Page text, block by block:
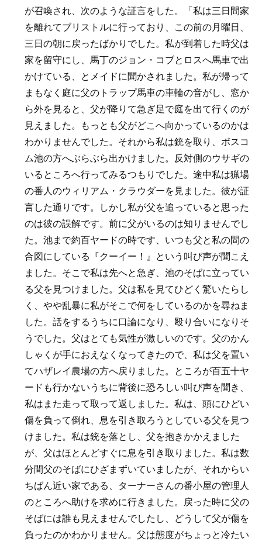
が召喚され、次のような証言をした。「私は三日間家
を離れてブリストルに行っており、この前の月曜日、
三日の朝に戻ったばかりでした。私が到着した時父は
家を留守にし、馬丁のジョン・コブとロスへ馬車で出
かけている、とメイドに聞かされました。私が帰って
まもなく庭に父のトラップ馬車の車輪の音がし、窓か
ら外を見ると、父が降りて急ぎ足で庭を出て行くのが
見えました。もっとも父がどこへ向かっているのかは
わかりませんでした。それから私は銃を取り、ボスコ
ム池の方へぶらぶら出かけました。反対側のウサギの
いるところへ行ってみるつもりでした。途中私は猟場
の番人のウィリアム・クラウダーを見ました。彼が証
言した通りです。しかし私が父を追っていると思った
のは彼の誤解です。前に父がいるのは知りませんでし
た。池まで約百ヤードの時です、いつも父と私の間の
合図にしている『クーイー！』という叫び声が聞こえ
ました。そこで私は先へと急ぎ、池のそばに立ってい
る父を見つけました。父は私を見てひどく驚いたらし
く、やや乱暴に私がそこで何をしているのかを尋ねま
した。話をするうちに口論になり、殴り合いになりそ
うでした。父はとても気性が激しいのです。父のかん
しゃくが手におえなくなってきたので、私は父を置い
てハザレイ農場の方へ戻りました。ところが百五十ヤ
ードも行かないうちに背後に恐ろしい叫び声を聞き、
私はまた走って取って返しました。私は、頭にひどい
傷を負って倒れ、息を引き取ろうとしている父を見つ
けました。私は銃を落とし、父を抱きかかえました
が、父はほとんどすぐに息を引き取りました。私は数
分間父のそばにひざまずいていましたが、それからい
ちばん近い家である、ターナーさんの番小屋の管理人
のところへ助けを求めに行きました。戻った時に父の
そばには誰も見えませんでしたし、どうして父が傷を
負ったのかわかりません。父は態度がちょっと冷たい